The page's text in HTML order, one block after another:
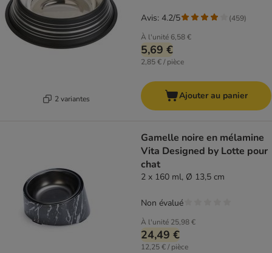
2 variantes
À l'unité 6,58 €
5,69 €
2,85 € / pièce
Avis: 4.2/5 (459)
Ajouter au panier
Gamelle noire en mélamine
Vita Designed by Lotte pour
chat
2 x 160 ml, Ø 13,5 cm
À l'unité 25,98 €
24,49 €
12,25 € / pièce
Non évalué